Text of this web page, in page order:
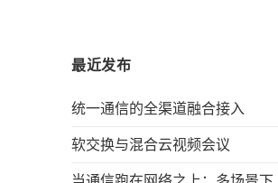
最近发布
统一通信的‌全渠道融合接入
软交换与混合云视频会议